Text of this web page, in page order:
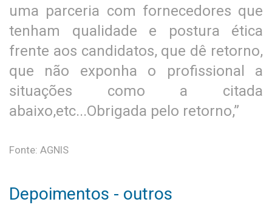
uma parceria com fornecedores que
tenham qualidade e postura ética
frente aos candidatos, que dê retorno,
que não exponha o profissional a
situações como a citada
abaixo,etc...Obrigada pelo retorno,”
Fonte: AGNIS
Depoimentos - outros